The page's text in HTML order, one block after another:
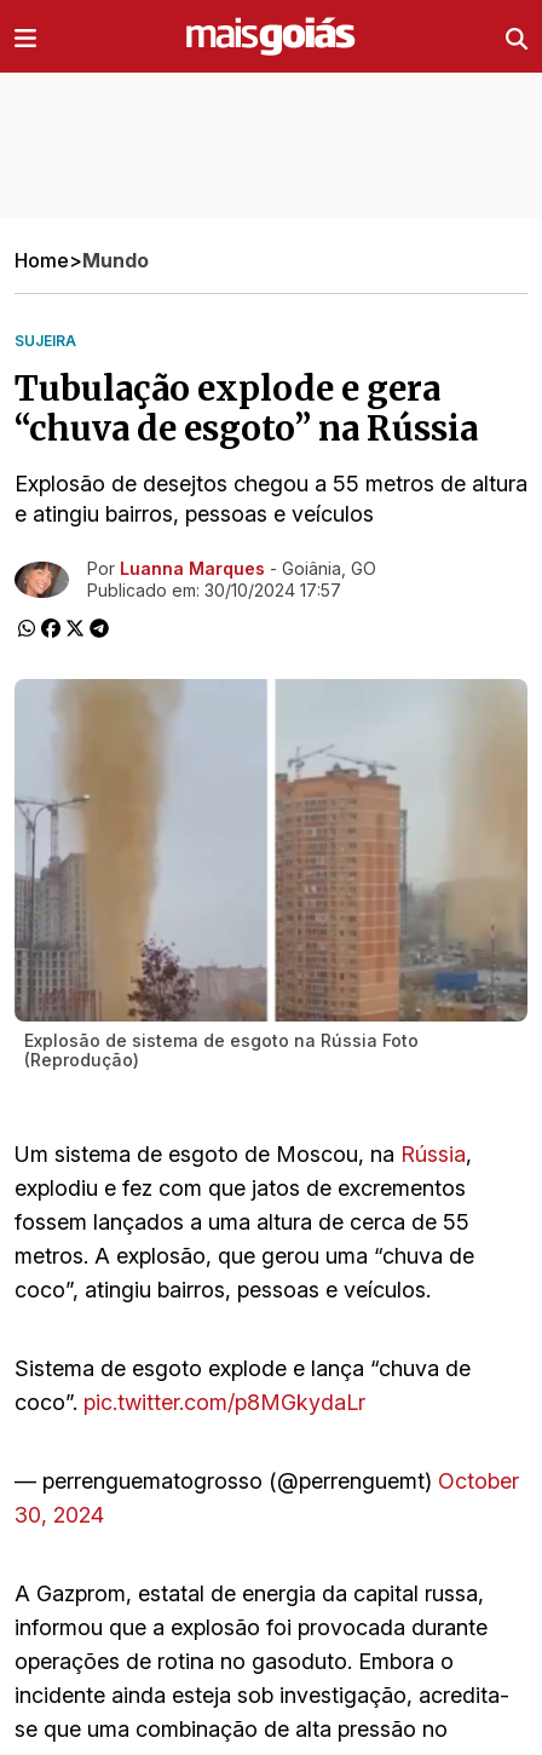
Home>Mundo
SUJEIRA
Tubulação explode e gera
“chuva de esgoto” na Rússia
Explosão de desejtos chegou a 55 metros de altura
e atingiu bairros, pessoas e veículos
Ir direto pra matéria
Por Luanna Marques - Goiânia, GO
Publicado em: 30/10/2024 17:57
Explosão de sistema de esgoto na Rússia Foto
(Reprodução)
Um sistema de esgoto de Moscou, na Rússia,
explodiu e fez com que jatos de excrementos
fossem lançados a uma altura de cerca de 55
metros. A explosão, que gerou uma “chuva de
coco”, atingiu bairros, pessoas e veículos.
Sistema de esgoto explode e lança “chuva de
coco”. pic.twitter.com/p8MGkydaLr
— perrenguematogrosso (@perrenguemt) October
30, 2024
A Gazprom, estatal de energia da capital russa,
informou que a explosão foi provocada durante
operações de rotina no gasoduto. Embora o
incidente ainda esteja sob investigação, acredita-
se que uma combinação de alta pressão no